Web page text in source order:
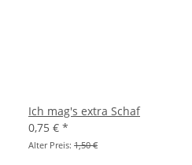
Ich mag's extra Schaf
0,75 € *
Alter Preis: 1,50 €